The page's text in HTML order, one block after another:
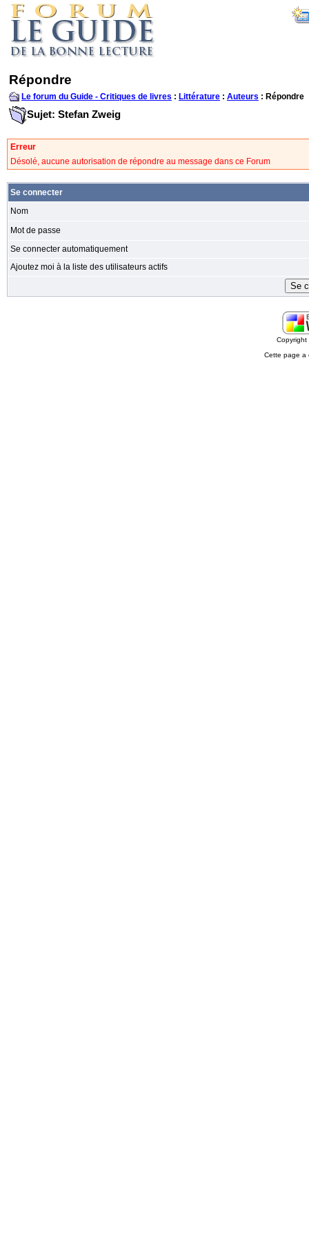
Répondre
Le forum du Guide - Critiques de livres : Littérature : Auteurs : Répondre
Sujet: Stefan Zweig
Erreur
Désolé, aucune autorisation de répondre au message dans ce Forum
Se connecter
Nom
Mot de passe
Se connecter automatiquement
Ajoutez moi à la liste des utilisateurs actifs
Cette page a